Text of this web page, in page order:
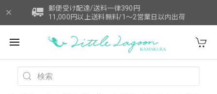
郵便受け配達/送料一律390円
11,000円以上送料無料/1～2営業日以内出荷